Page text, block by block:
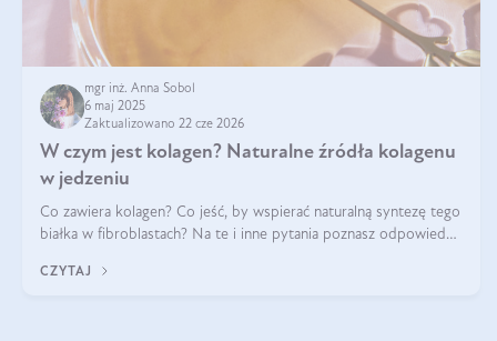
mgr inż. Anna Sobol
6 maj 2025
Zaktualizowano 22 cze 2026
W czym jest kolagen? Naturalne źródła kolagenu
w jedzeniu
Co zawiera kolagen? Co jeść, by wspierać naturalną syntezę tego
białka w fibroblastach? Na te i inne pytania poznasz odpowiedź
CZYTAJ